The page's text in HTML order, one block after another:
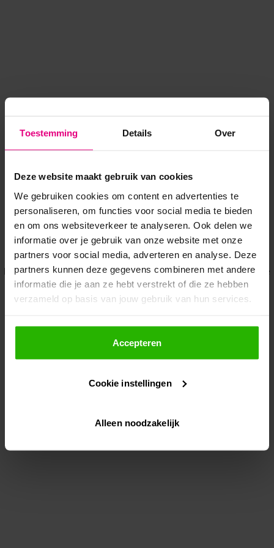
Toestemming Details Over
Deze website maakt gebruik van cookies
We gebruiken cookies om content en advertenties te
personaliseren, om functies voor social media te bieden
en om ons websiteverkeer te analyseren. Ook delen we
informatie over je gebruik van onze website met onze
partners voor social media, adverteren en analyse. Deze
partners kunnen deze gegevens combineren met andere
informatie die je aan ze hebt verstrekt of die ze hebben
verzameld op basis van jouw gebruik van hun services.
Als je op "Accepteer" klikt, dan geef je Voordeeluitjes.nl
toestemming om cookies voor social media en
gepersonaliseerde advertenties te plaatsen.
Lees hier meer over in onsprivacybeleid
Via "Cookie instellingen" kun je ook zelf instellen welke
Accepteren
Cookie instellingen
Alleen noodzakelijk
Application error: a client-side exception has occurred while
loadingwww.voordeeluitjes.nl (see the browser console for more
information).